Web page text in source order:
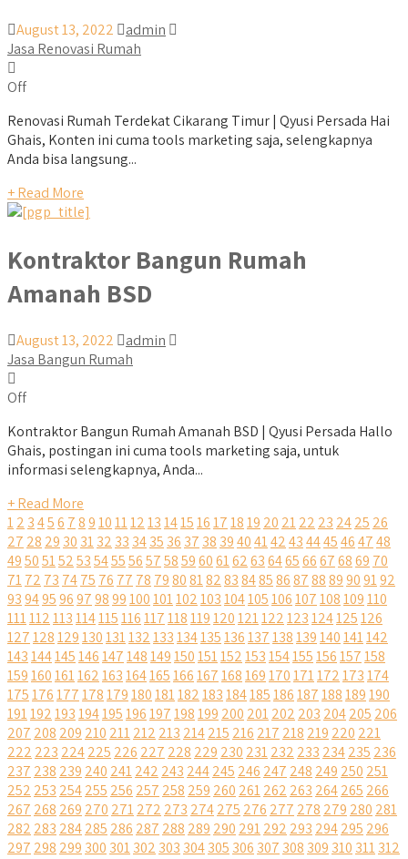
August 13, 2022
admin
Jasa Renovasi Rumah
Off
Renovasi Rumah Terdekat Cikarang Timur | Qyusi Persada Hai
Ghais, Konten ini cuma tools marketing saja, selengkapnya
Anda bisa langsung...
+ Read More
Kontraktor Bangun Rumah
Amanah BSD
August 13, 2022
admin
Jasa Bangun Rumah
Off
Kontraktor Bangun Rumah Amanah BSD | Qyusi Persada Hallo
Ghais, postingan ini cuma tools marketing saja, untuk
informasi selengkapnya, Anda...
+ Read More
12 3456 78910111213141516171819 20 2122 23 2425 26
27 28 29 30 3132 33 3435 36 37 38 39404142434445464748
495051525354555657585960616263646566676869 70
7172 73 7475 76 77 78 7980818283848586878889909192
93949596979899100101102103104105106107108109110
111112113114115116117118119120121122123124125126
127128129130131132133134135136137138139140141142
143144145146147148149150151152153154155156157158
159160161162163164165166167168169170171172173174
175176177178179180181182183184185186187188189190
191192193194195196197198199 200 201202 203 204205 206
207 208 209 210 211212 213 214215 216 217 218 219 220 221
222 223 224225 226 227 228 229 230 231232 233 234235 236
237 238 239 240 241242 243 244245 246 247 248 249 250 251
252 253 254255 256 257 258 259 260 261262 263 264265 266
267 268 269 270 271272 273 274275 276 277 278 279 280 281
282 283 284285 286 287 288 289 290 291292 293 294295 296
297 298 299 300 301302 303 304305 306 307 308 309 310 311312